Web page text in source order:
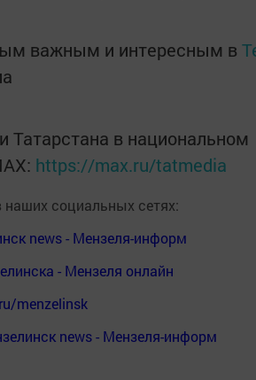
важным и интересным в
Татарстана в национальном
https://max.ru/tatmedia
наших социальных сетях:
news - Мензеля-информ
- Мензеля онлайн
menzelinsk
news - Мензеля-информ